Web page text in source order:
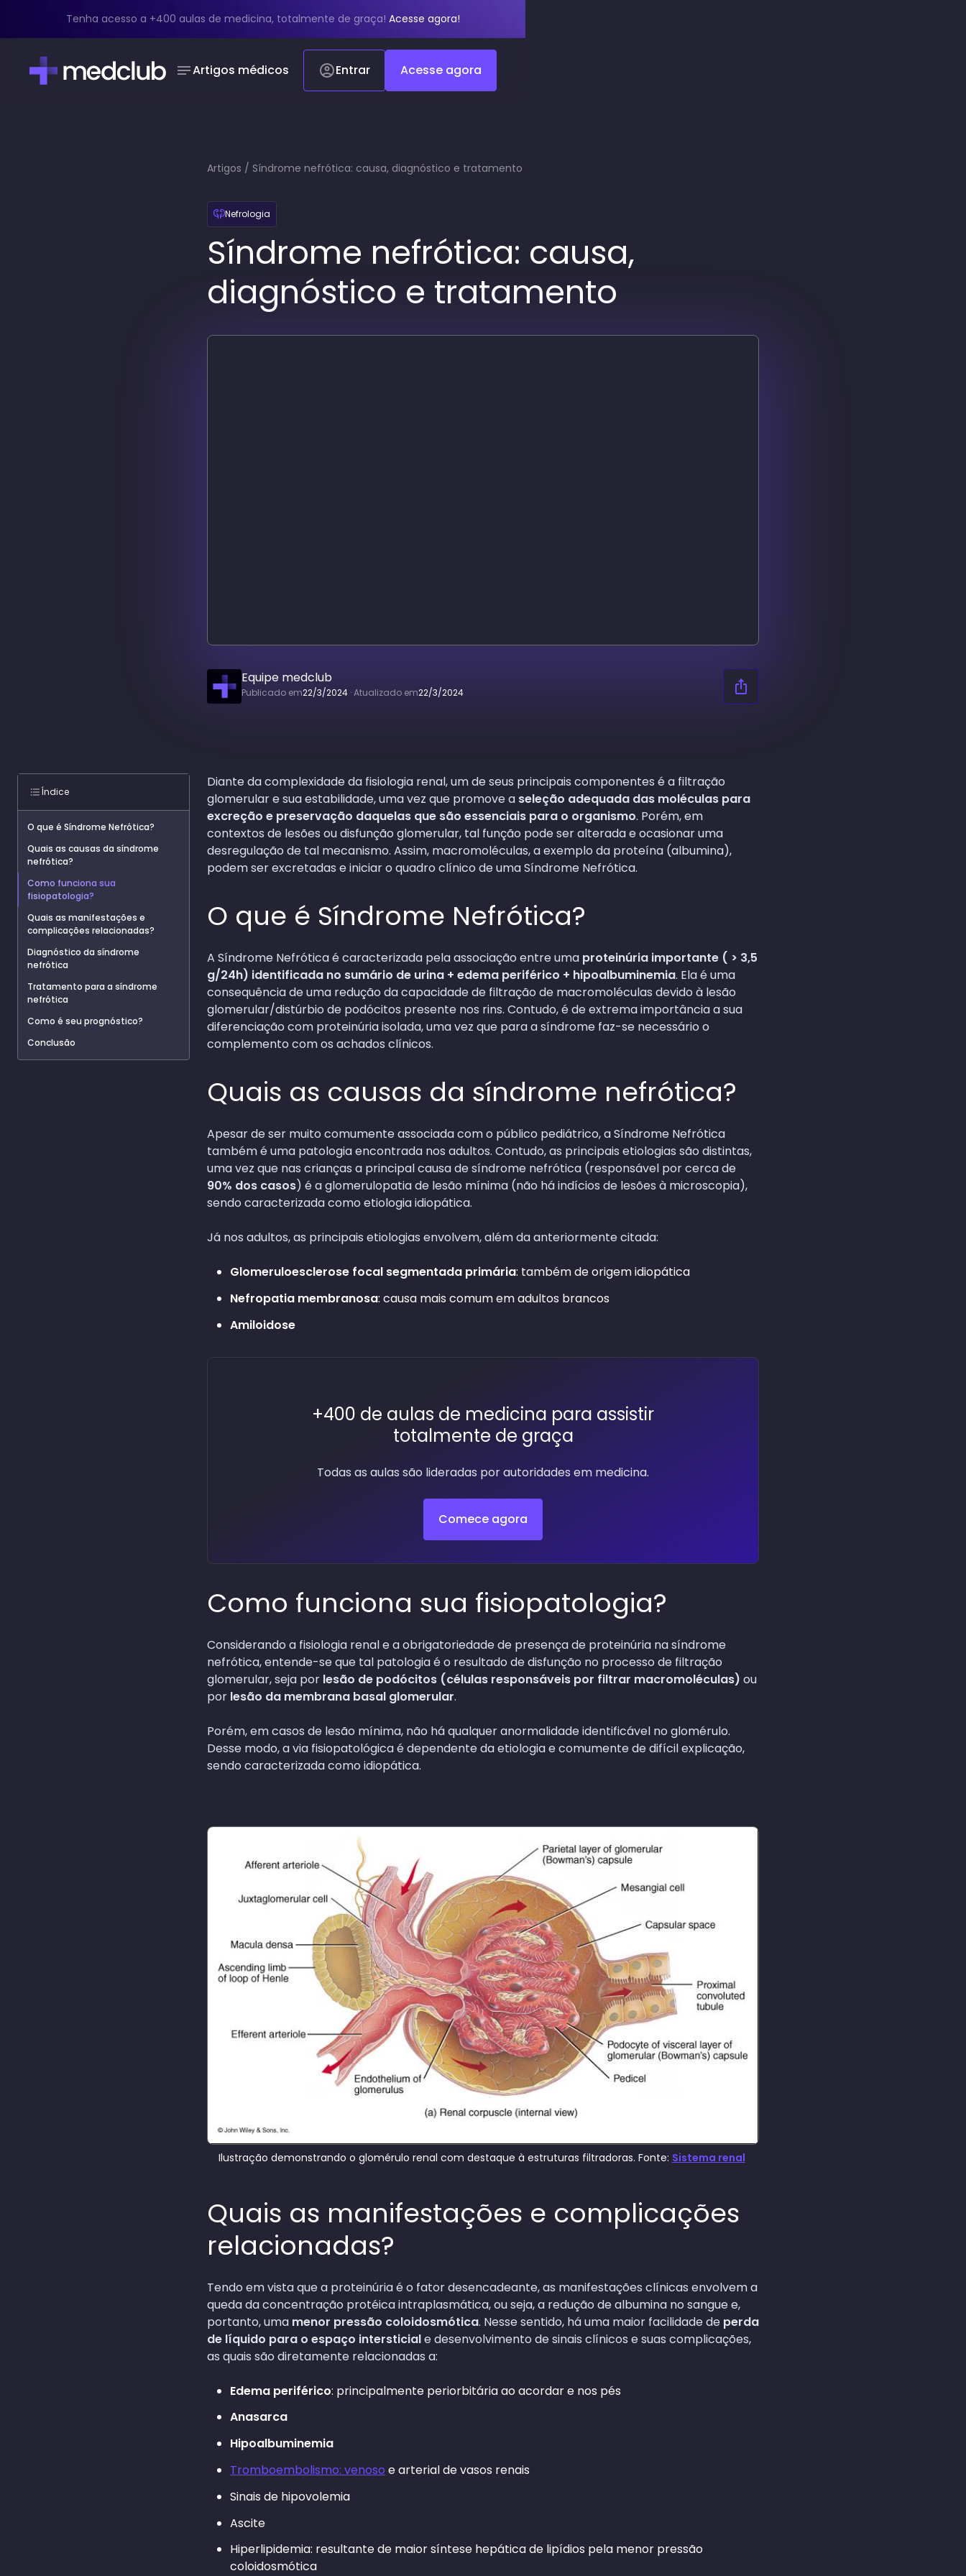
Tenha acesso a +400 aulas de medicina, totalmente de graça! Acesse agora!
Artigos médicos Entrar Acesse agora
Artigos / Síndrome nefrótica: causa, diagnóstico e tratamento
Nefrologia
Síndrome nefrótica: causa,
diagnóstico e tratamento
Equipe medclub
Publicado em22/3/2024 ·Atualizado em22/3/2024
Índice
O que é Síndrome Nefrótica?
Quais as causas da síndrome
nefrótica?
Como funciona sua
fisiopatologia?
Quais as manifestações e
complicações relacionadas?
Diagnóstico da síndrome
nefrótica
Tratamento para a síndrome
nefrótica
Como é seu prognóstico?
Conclusão
Diante da complexidade da fisiologia renal, um de seus principais componentes é a filtração
glomerular e sua estabilidade, uma vez que promove a seleção adequada das moléculas para
excreção e preservação daquelas que são essenciais para o organismo. Porém, em
contextos de lesões ou disfunção glomerular, tal função pode ser alterada e ocasionar uma
desregulação de tal mecanismo. Assim, macromoléculas, a exemplo da proteína (albumina),
podem ser excretadas e iniciar o quadro clínico de uma Síndrome Nefrótica.
O que é Síndrome Nefrótica?
A Síndrome Nefrótica é caracterizada pela associação entre uma proteinúria importante ( > 3,5
g/24h) identificada no sumário de urina + edema periférico + hipoalbuminemia. Ela é uma
consequência de uma redução da capacidade de filtração de macromoléculas devido à lesão
glomerular/distúrbio de podócitos presente nos rins. Contudo, é de extrema importância a sua
diferenciação com proteinúria isolada, uma vez que para a síndrome faz-se necessário o
complemento com os achados clínicos.
Quais as causas da síndrome nefrótica?
Apesar de ser muito comumente associada com o público pediátrico, a Síndrome Nefrótica
também é uma patologia encontrada nos adultos. Contudo, as principais etiologias são distintas,
uma vez que nas crianças a principal causa de síndrome nefrótica (responsável por cerca de
90% dos casos) é a glomerulopatia de lesão mínima (não há indícios de lesões à microscopia),
sendo caracterizada como etiologia idiopática.
Já nos adultos, as principais etiologias envolvem, além da anteriormente citada:
Glomeruloesclerose focal segmentada primária: também de origem idiopática
Nefropatia membranosa: causa mais comum em adultos brancos
Amiloidose
+400 de aulas de medicina para assistir
totalmente de graça
Todas as aulas são lideradas por autoridades em medicina.
Comece agora
Como funciona sua fisiopatologia?
Considerando a fisiologia renal e a obrigatoriedade de presença de proteinúria na síndrome
nefrótica, entende-se que tal patologia é o resultado de disfunção no processo de filtração
glomerular, seja por lesão de podócitos (células responsáveis por filtrar macromoléculas) ou
por lesão da membrana basal glomerular.
Porém, em casos de lesão mínima, não há qualquer anormalidade identificável no glomérulo.
Desse modo, a via fisiopatológica é dependente da etiologia e comumente de difícil explicação,
sendo caracterizada como idiopática.
Ilustração demonstrando o glomérulo renal com destaque à estruturas filtradoras. Fonte: Sistema renal
Quais as manifestações e complicações
relacionadas?
Tendo em vista que a proteinúria é o fator desencadeante, as manifestações clínicas envolvem a
queda da concentração protéica intraplasmática, ou seja, a redução de albumina no sangue e,
portanto, uma menor pressão coloidosmótica. Nesse sentido, há uma maior facilidade de perda
de líquido para o espaço intersticiale desenvolvimento de sinais clínicos e suas complicações,
as quais são diretamente relacionadas a:
Edema periférico: principalmente periorbitária ao acordar e nos pés
Anasarca
Hipoalbuminemia
Tromboembolismo: venoso e arterial de vasos renais
Sinais de hipovolemia
Ascite
Hiperlipidemia: resultante de maior síntese hepática de lipídios pela menor pressão
coloidosmótica